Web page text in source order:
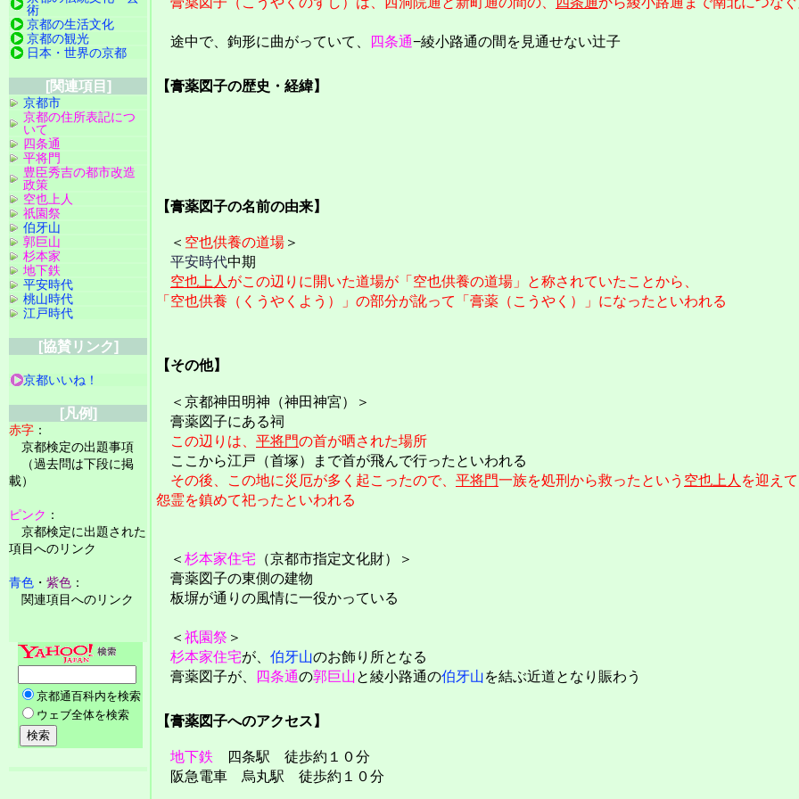
途中で、鉤形に曲がっていて、 四条通−綾小路通の間を見通せない辻子
【膏薬図子の歴史・経緯】
【膏薬図子の名前の由来】
＜ 空也供養の道場 ＞
平安時代中期
空也上人 がこの辺りに開いた道場が「空也供養の道場」と称されていたことから、
「空也供養（くうやくよう）」の部分が訛って「膏薬（こうやく）」になったといわれる
【その他】
＜京都神田明神（神田神宮）＞
膏薬図子にある祠
この辺りは、 平将門の首が晒された場所
ここから江戸（首塚）まで首が飛んで行ったといわれる
その後、この地に災厄が多く起こったので、 平将門一族を処刑から救ったという 空也上人 を迎え
怨霊を鎮めて祀ったといわれる
＜ 杉本家住宅 （京都市指定文化財）＞
膏薬図子の東側の建物
板塀が通りの風情に一役かっている
＜ 祇園祭 ＞
杉本家住宅が、 伯牙山のお飾り所となる
膏薬図子が、
四条通の郭巨山と綾小路通の伯牙山を結ぶ近道となり賑わう
【膏薬図子へのアクセス】
地下鉄 四条駅 徒歩約１０分
阪急電車 烏丸駅 徒歩約１０分
術
京都の生活文化
京都の観光
日本・世界の京都
[関連項目]
京都市
京都の住所表記につ
いて
四条通
平将門
豊臣秀吉の都市改造
政策
空也上人
祇園祭
伯牙山
郭巨山
杉本家
地下鉄
平安時代
桃山時代
江戸時代
[協賛リンク]
京都いいね！
[凡例]
赤字 ：
京都検定の出題事項
（過去問は下段に掲
載）
ピンク ：
京都検定に出題された
項目へのリンク
青色 ・ 紫色 ：
関連項目へのリンク